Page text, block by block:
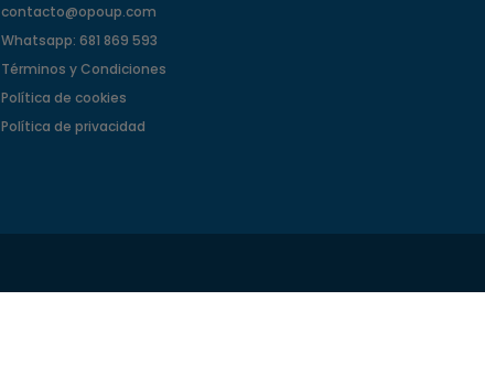
contacto@opoup.com
Whatsapp: 681 869 593
Términos y Condiciones
Política de cookies
Política de privacidad